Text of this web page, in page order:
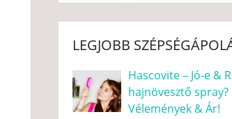
LEGJOBB
Hascovite – Jó-e &
hajnövesztő spray?
Vélemények & Ár!